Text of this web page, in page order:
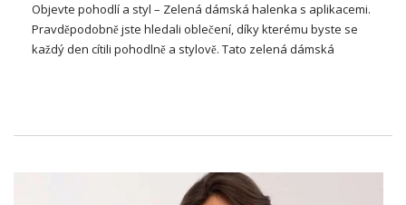
Objevte pohodlí a styl – Zelená dámská halenka s aplikacemi.
Pravděpodobně jste hledali oblečení, díky kterému byste se
každý den cítili pohodlně a stylově. Tato zelená dámská
Zelená dámská halenka s